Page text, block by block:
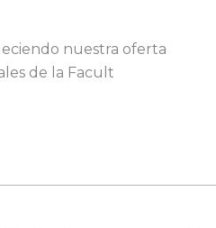
nuestra oferta
de la Facult